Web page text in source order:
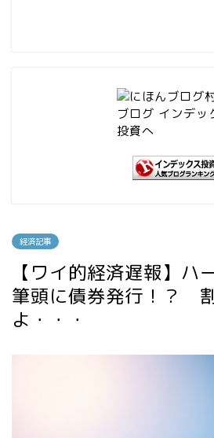
経済記事
【ワイ的経済遅報】ハ
筆頭に債券発行！？
よ・・・